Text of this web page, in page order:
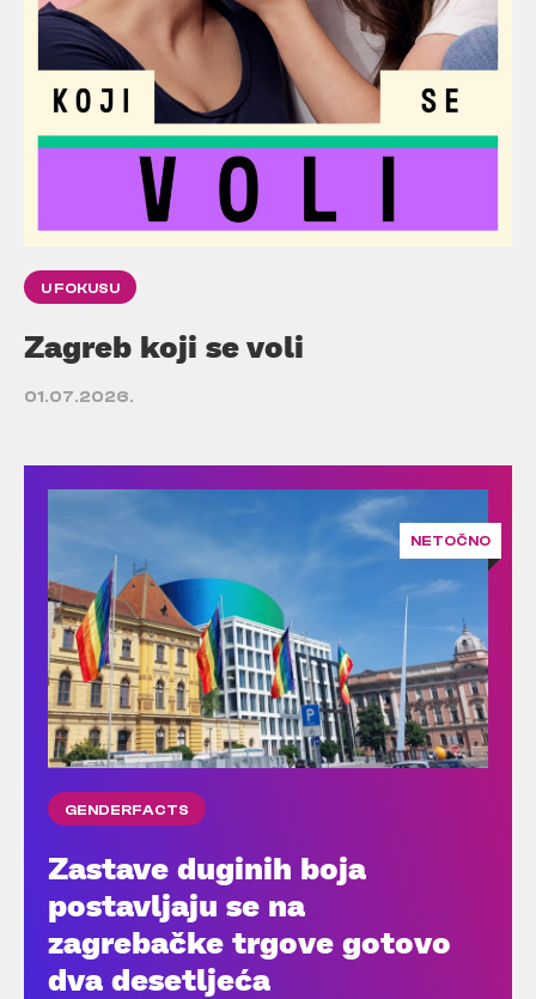
U FOKUSU
Zagreb koji se voli
01.07.2026.
NETOČNO
GENDERFACTS
Zastave duginih boja
postavljaju se na
zagrebačke trgove gotovo
dva desetljeća